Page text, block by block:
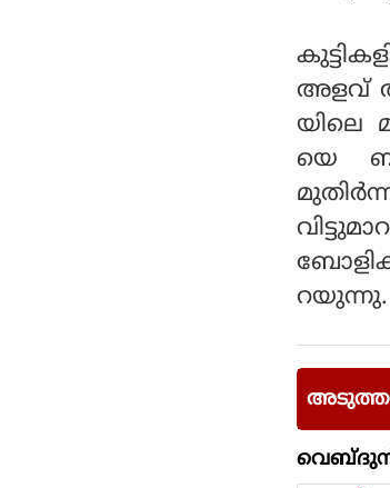
അളവ്
യിലെ
യെ
റയുന്നു.
അടുത്ത